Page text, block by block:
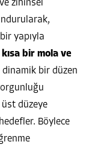
zihinsel
yapıyla
bir mola ve
dinamik bir düzen
düzeye
Böylece